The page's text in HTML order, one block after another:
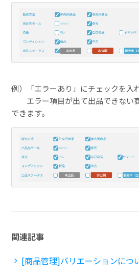
例）「エラーあり」にチェックを入
エラー項目が出て出品できない
できます。
関連記事
[商品管理]バリエーションにつ